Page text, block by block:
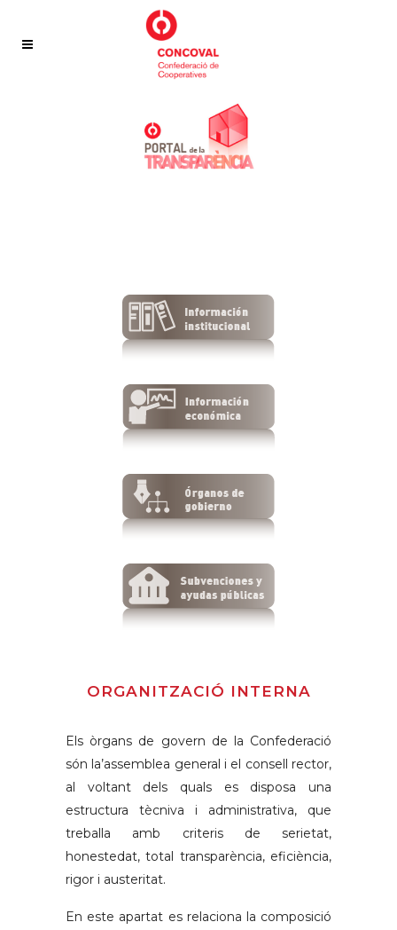
ORGANITZACIÓ INTERNA
Els òrgans de govern de la Confederació
són la’assemblea general i el consell rector,
al voltant dels quals es disposa una
estructura tècniva i administrativa, que
treballa amb criteris de serietat,
honestedat, total transparència, eficiència,
rigor i austeritat.
En este apartat es relaciona la composició